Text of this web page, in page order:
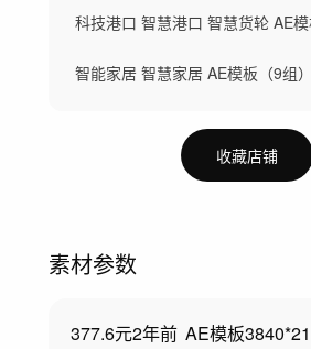
科技港口 智慧港口 智慧货轮 AE
智能家居 智慧家居 AE模板（9组）
收藏店铺
素材参数
377.6元2年前 AE模板